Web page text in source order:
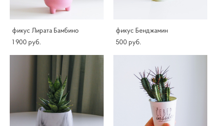
фикус Лирата Бамбино
1 900 pуб.
фикус Бенджамин
500 pуб.